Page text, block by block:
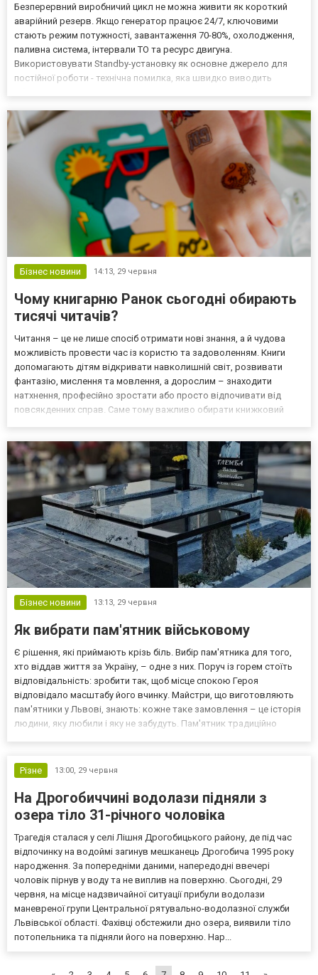
Безперервний виробничий цикл не можна живити як короткий
аварійний резерв. Якщо генератор працює 24/7, ключовими
стають режим потужності, завантаження 70-80%, охолодження,
паливна система, інтервали ТО та ресурс двигуна.
Використовувати Standby-установку як основне джерело для
постійної роботи - технічна помилка, яка швидко виводить
аварій...
Бізнес новини 14:13, 29 червня
Чому книгарню Ранок сьогодні обирають
тисячі читачів?
Читання – це не лише спосіб отримати нові знання, а й чудова
можливість провести час із користю та задоволенням. Книги
допомагають дітям відкривати навколишній світ, розвивати
фантазію, мислення та мовлення, а дорослим – знаходити
натхнення, професійно зростати або просто відпочивати від
повсякденних справ. Саме тому важливо обирати книжковий
Бізнес новини 13:13, 29 червня
Як вибрати пам'ятник військовому
Є рішення, які приймають крізь біль. Вибір пам'ятника для того,
хто віддав життя за Україну, – одне з них. Поруч із горем стоїть
відповідальність: зробити так, щоб місце спокою Героя
відповідало масштабу його вчинку. Майстри, що виготовляють
пам'ятники у Львові, знають: кожне таке замовлення – це історія
людини, яку любили і яку не забудуть. Пам'ятник традиційно
Різне
13:00, 29 червня
На Дрогобиччині водолази підняли з
озера тіло 31-річного чоловіка
Трагедія сталася у селі Лішня Дрогобицького району, де під час
відпочинку на водоймі загинув мешканець Дрогобича 1995 року
народження. За попередніми даними, напередодні ввечері
чоловік пірнув у воду та не виплив на поверхню. Сьогодні, 29
червня, на місце надзвичайної ситуації прибули водолази
маневреної групи Центральної рятувально-водолазної служби
Львівської області. Фахівці обстежили дно озера, виявили тіло
потопельника та підняли його на поверхню. Нар...